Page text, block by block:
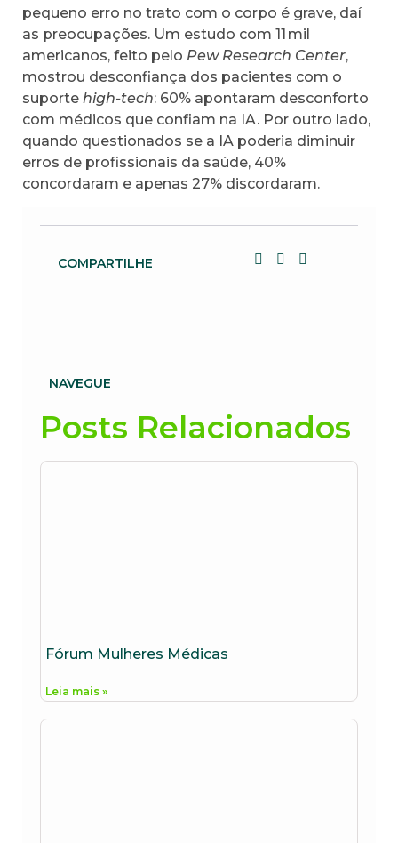
pequeno erro no trato com o corpo é grave, daí
as preocupações. Um estudo com 11 mil
americanos, feito pelo Pew Research Center,
mostrou desconfiança dos pacientes com o
suporte high-tech: 60% apontaram desconforto
com médicos que confiam na IA. Por outro lado,
quando questionados se a IA poderia diminuir
erros de profissionais da saúde, 40%
concordaram e apenas 27% discordaram.
COMPARTILHE
NAVEGUE
Posts Relacionados
Fórum Mulheres Médicas
Leia mais »